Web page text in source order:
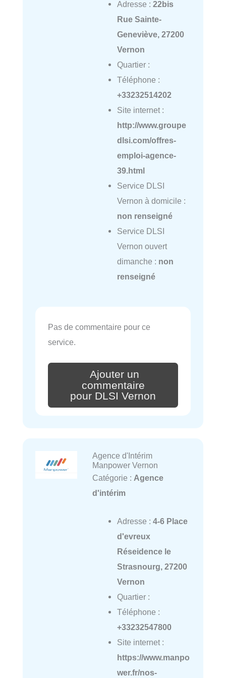
Adresse : 22bis
Rue Sainte-
Geneviève, 27200
Vernon
Quartier :
Téléphone :
+33232514202
Site internet :
http://www.groupe
dlsi.com/offres-
emploi-agence-
39.html
Service DLSI
Vernon à domicile :
non renseigné
Service DLSI
Vernon ouvert
dimanche : non
renseigné
Pas de commentaire pour ce
service.
Ajouter un
commentaire
pour DLSI Vernon
Agence d'Intérim
Manpower Vernon
Catégorie : Agence
d'intérim
Adresse : 4-6 Place
d'evreux
Réseidence le
Strasnourg, 27200
Vernon
Quartier :
Téléphone :
+33232547800
Site internet :
https://www.manpo
wer.fr/nos-